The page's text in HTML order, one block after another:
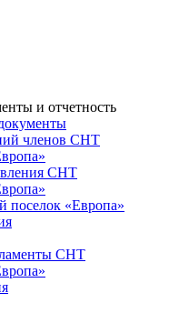
и отчетность
членов СНТ
СНТ
«Европа»
СНТ